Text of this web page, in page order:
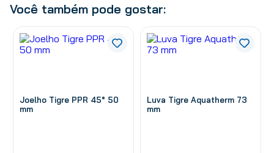
Você também pode gostar:
Joelho Tigre PPR 45° 50
mm
Luva Tigre Aquatherm 73
mm